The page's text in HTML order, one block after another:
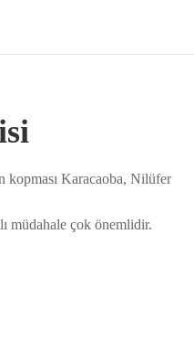
kopması Karacaoba, Nilüfer
müdahale çok önemlidir.